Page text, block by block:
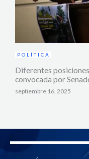
POLÍTICA
Diferentes
convocada por
septiembre 16, 2025